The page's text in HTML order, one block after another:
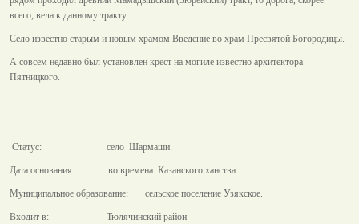
всего, вела к данному тракту.
Село известно старым и новым храмом Введение во храм Пресвятой Богородицы.
А совсем недавно был установлен крест на могиле известно архитектора
Пятницкого.
Статус: село Шармаши.
Дата основания: во времена Казанского ханства.
Муниципальное образование: сельское поселение Узякское.
Входит в: Тюлячинский район